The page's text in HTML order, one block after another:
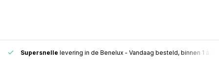
Supersnelle levering in de Benelux - Vandaag besteld, binnen 1 à 2